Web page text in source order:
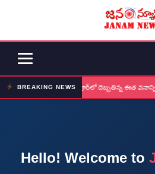
BREAKING NEWSనర్సింగపూర్‌లో దెబ్బతిన్న ఈత
Hello! Welcome to